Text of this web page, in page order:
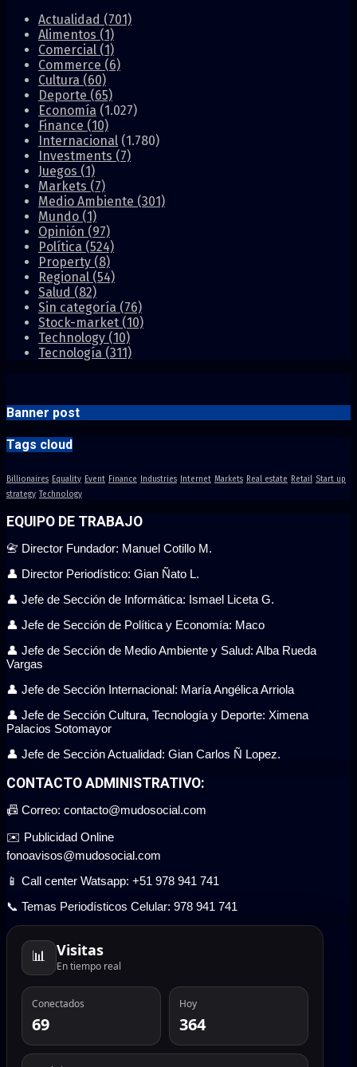
Actualidad (701)
Alimentos (1)
Comercial (1)
Commerce (6)
Cultura (60)
Deporte (65)
Economía (1.027)
Finance (10)
Internacional (1.780)
Investments (7)
Juegos (1)
Markets (7)
Medio Ambiente (301)
Mundo (1)
Opinión (97)
Política (524)
Property (8)
Regional (54)
Salud (82)
Sin categoría (76)
Stock-market (10)
Technology (10)
Tecnología (311)
Banner post
Tags cloud
Billionaires Equality Event Finance Industries Internet Markets Real estate Retail Start up
strategy Technology
EQUIPO DE TRABAJO
📇 Director Fundador: Manuel Cotillo M.
👤 Director Periodístico: Gian Ñato L.
👤 Jefe de Sección de Informática: Ismael Liceta G.
👤 Jefe de Sección de Política y Economía: Maco
👤 Jefe de Sección de Medio Ambiente y Salud: Alba Rueda
Vargas
👤 Jefe de Sección Internacional: María Angélica Arriola
👤 Jefe de Sección Cultura, Tecnología y Deporte: Ximena
Palacios Sotomayor
👤 Jefe de Sección Actualidad: Gian Carlos Ñ Lopez.
CONTACTO ADMINISTRATIVO:
📠 Correo: contacto@mudosocial.com
✉️ Publicidad Online
fonoavisos@mudosocial.com
📱 Call center Watsapp: +51 978 941 741
📞 Temas Periodísticos Celular: 978 941 741
📊 Visitas
En tiempo real
Conectados
69
Hoy
364